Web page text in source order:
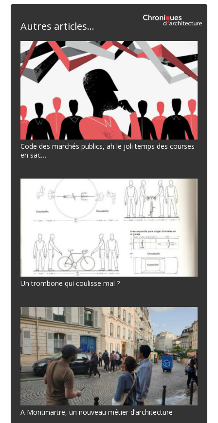
Autres articles...
Code des marchés publics, ah le joli temps des courses
en sac…
Un trombone qui coulisse mal ?
A Montmartre, un nouveau métier d’architecture